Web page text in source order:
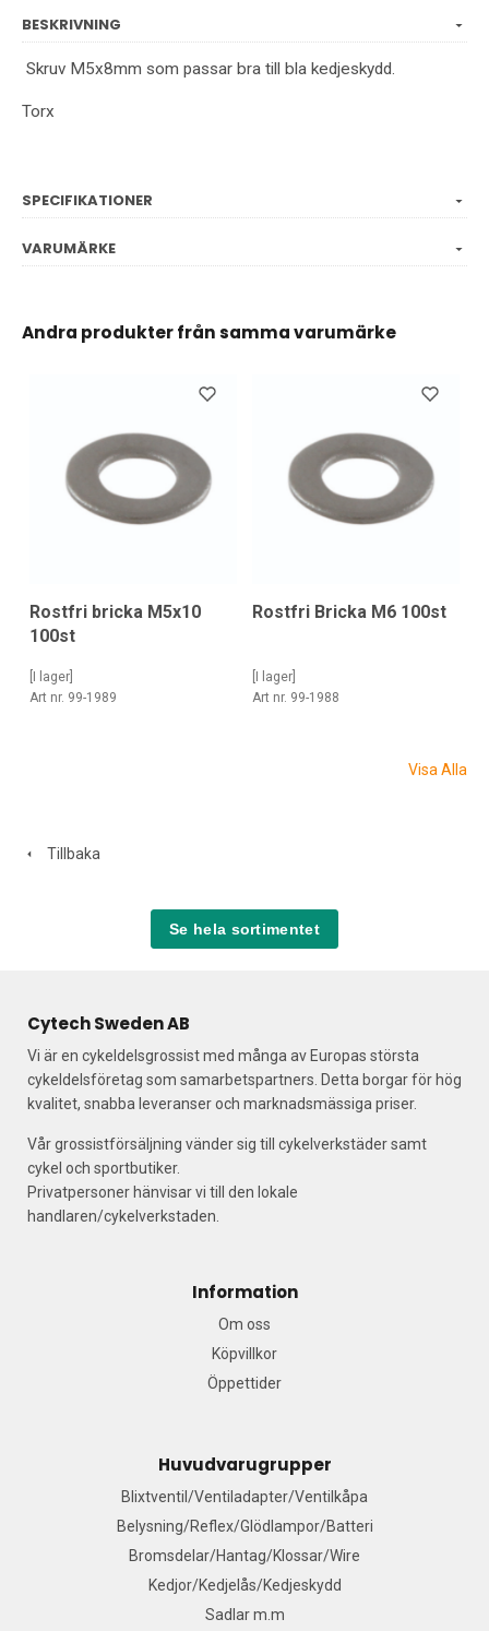
BESKRIVNING
Skruv M5x8mm som passar bra till bla kedjeskydd.
Torx
SPECIFIKATIONER
VARUMÄRKE
Andra produkter från samma varumärke
Rostfri bricka M5x10
100st
[I lager]
Art nr. 99-1989
Rostfri Bricka M6 100st
[I lager]
Art nr. 99-1988
Visa Alla
Tillbaka
Se hela sortimentet
Cytech Sweden AB
Vi är en cykeldelsgrossist med många av Europas största
cykeldelsföretag som samarbetspartners. Detta borgar för hög
kvalitet, snabba leveranser och marknadsmässiga priser.
Vår grossistförsäljning vänder sig till cykelverkstäder samt
cykel och sportbutiker.
Privatpersoner hänvisar vi till den lokale
handlaren/cykelverkstaden.
Information
Om oss
Köpvillkor
Öppettider
Huvudvarugrupper
Blixtventil/Ventiladapter/Ventilkåpa
Belysning/Reflex/Glödlampor/Batteri
Bromsdelar/Hantag/Klossar/Wire
Kedjor/Kedjelås/Kedjeskydd
Sadlar m.m